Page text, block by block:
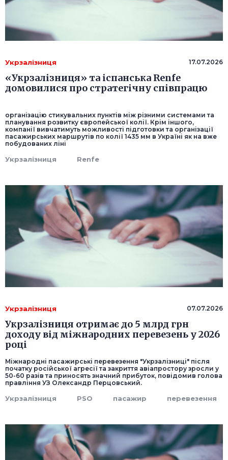
Укрзалізниця 17.07.2026
«Укрзалізниця» та іспанська Renfe
домовилися про стратегічну співпрацю
організацію стикувальних пунктів між різними системами та
планування розвитку європейської колії. Крім іншого,
компанії вивчатимуть можливості підготовки та організації
пасажирських маршрутів по колії 1435 мм в Україні як на вже
побудованих ліні
Укрзалізниця Renfe
Укрзалізниця 07.07.2026
Укрзалізниця отримає до 5 млрд грн
доходу від міжнародних перевезень у 2026
році
Міжнародні пасажирські перевезення "Укрзалізниці" після
початку російської агресії та закриття авіапростору зросли у
50-60 разів та приносять значний прибуток, повідомив голова
правління УЗ Олександр Перцовський.
Укрзалізниця PSO пасажир перевезення